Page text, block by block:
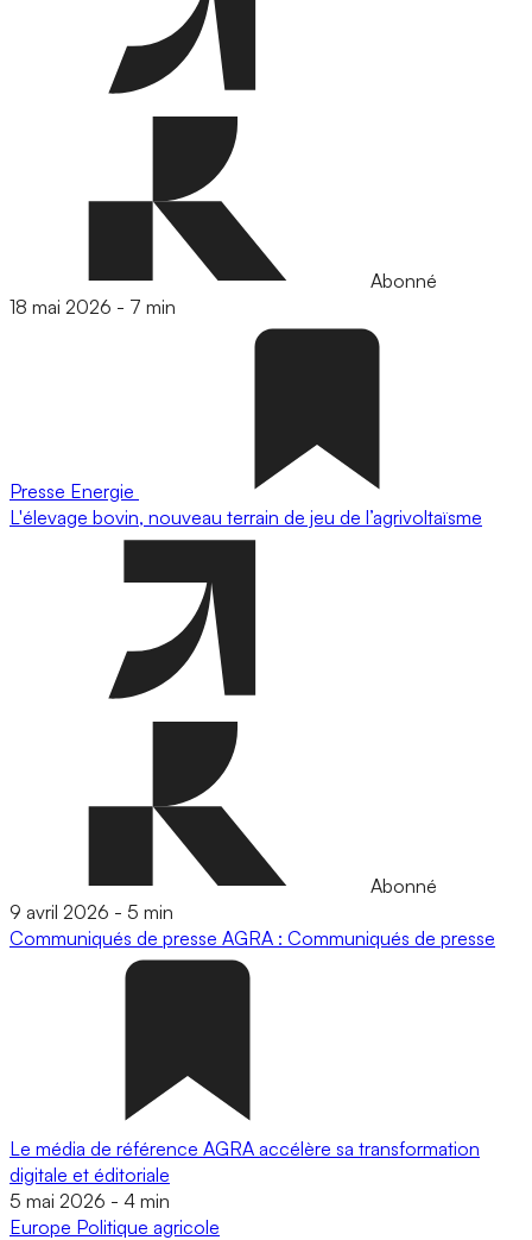
Abonné
18 mai 2026 - 7 min
Presse Energie
L'élevage bovin, nouveau terrain de jeu de l’agrivoltaïsme
Abonné
9 avril 2026 - 5 min
Communiqués de presse AGRA : Communiqués de presse
Le média de référence AGRA accélère sa transformation
digitale et éditoriale
5 mai 2026 - 4 min
Europe Politique agricole